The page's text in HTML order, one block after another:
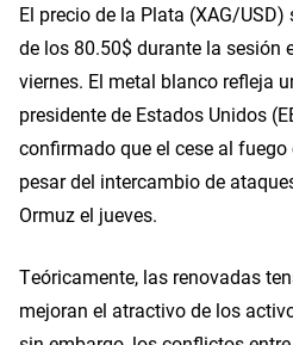
El precio de la Plata (XAG/
de los 80.50$ durante la sesión
viernes. El metal blanco refleja
presidente de Estados Unidos
confirmado que el cese al
pesar del intercambio de
Ormuz el jueves.
Teóricamente, las renovadas
mejoran el atractivo de los